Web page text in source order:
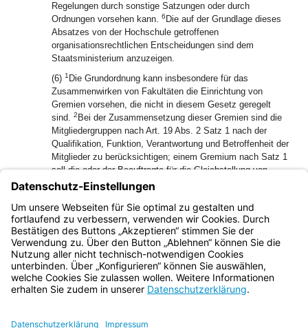
Regelungen durch sonstige Satzungen oder durch
Ordnungen vorsehen kann. 6 Die auf der Grundlage dieses
Absatzes von der Hochschule getroffenen
organisationsrechtlichen Entscheidungen sind dem
Staatsministerium anzuzeigen.
(6) 1 Die Grundordnung kann insbesondere für das
Zusammenwirken von Fakultäten die Einrichtung von
Gremien vorsehen, die nicht in diesem Gesetz geregelt
sind. 2 Bei der Zusammensetzung dieser Gremien sind die
Mitgliedergruppen nach Art. 19 Abs. 2 Satz 1 nach der
Qualifikation, Funktion, Verantwortung und Betroffenheit der
Mitglieder zu berücksichtigen; einem Gremium nach Satz 1
soll die oder der Beauftragte für die Gleichstellung von
Frauen in der Wissenschaft und Kunst der Hochschule oder
einer Fakultät angehören.
näheren Regelungen über die Zusammensetzung und
Aufgaben dieser Gremien.
Bayern.de
BayernPortal
Impressum